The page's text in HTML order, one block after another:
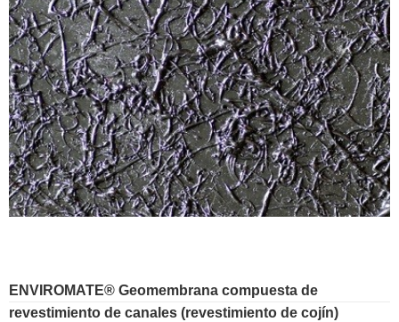
ENVIROMATE® Geomembrana compuesta de
revestimiento de canales (revestimiento de cojín)